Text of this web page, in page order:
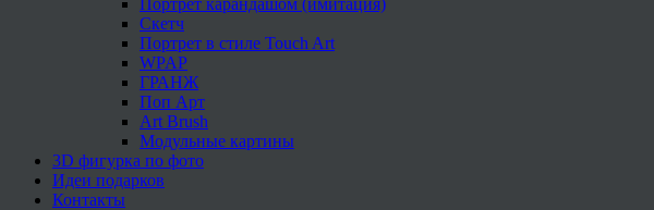
Скетч
Портрет в стиле Touch Art
WPAP
ГРАНЖ
Поп Арт
Art Brush
Модульные картины
3D фигурка по фото
Идеи подарков
Контакты